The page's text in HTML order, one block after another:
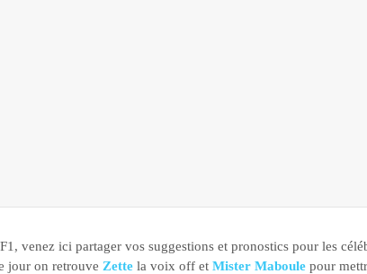
venez ici partager vos suggestions et pronostics pour les
jour on retrouve Zette la voix off et Mister Maboule pour